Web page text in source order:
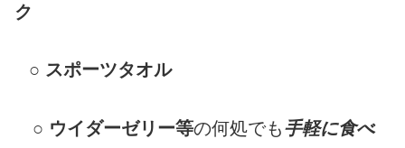
ク
○ スポーツタオル
○ ウイダーゼリー等の何処でも手軽に食べ